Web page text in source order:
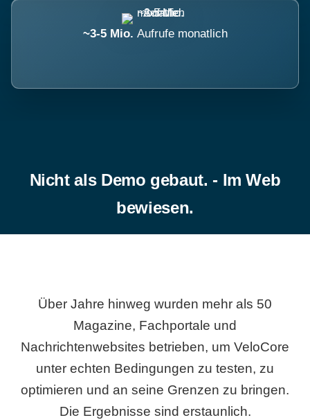
~3-5 Mio. Aufrufe monatlich
Nicht als Demo gebaut. - Im Web
bewiesen.
Über Jahre hinweg wurden mehr als 50
Magazine, Fachportale und
Nachrichtenwebsites betrieben, um VeloCore
unter echten Bedingungen zu testen, zu
optimieren und an seine Grenzen zu bringen.
Die Ergebnisse sind erstaunlich.